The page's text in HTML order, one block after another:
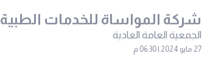
شركة المواساة للخدمات الطبية
الجمعية العامة العادية
27 مايو 2024 | 06:30 م